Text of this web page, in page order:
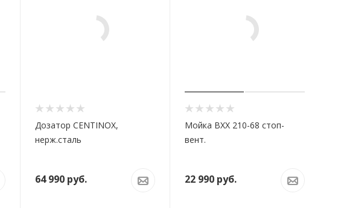
Дозатор CENTINOX,
нерж.сталь
64 990руб.
Мойка BXX 210-68 стоп-
вент.
22 990руб.